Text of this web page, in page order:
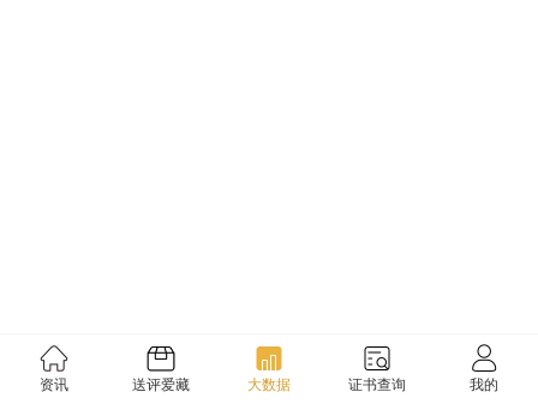
资讯 送评爱藏 大数据 证书查询 我的